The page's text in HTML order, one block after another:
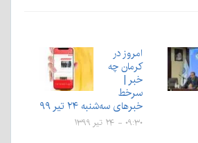
امروز در
کرمان چه
خبر |
سرخط
خبرهای سه‌شنبه ۲۴ تیر ۹۹
۰۹:۳۰ - ۲۴ تیر ۱۳۹۹